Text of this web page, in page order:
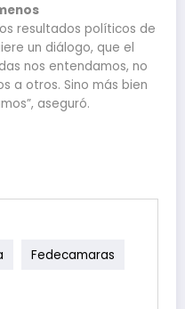
resultados políticos de
un diálogo, que el
nos entendamos, no
a otros. Sino más bien
aseguró.
Fedecamaras